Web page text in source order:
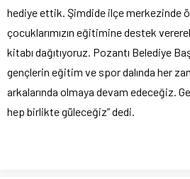
hediye ettik. Şimdide ilçe merkezinde
çocuklarımızın eğitimine destek
kitabı dağıtıyoruz. Pozantı Belediye
gençlerin eğitim ve spor dalında her
arkalarında olmaya devam edeceğiz.
hep birlikte güleceğiz” dedi.